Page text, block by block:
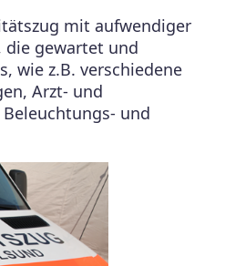
mit aufwendiger
die gewartet und
wie z.B. verschiedene
Arzt- und
und